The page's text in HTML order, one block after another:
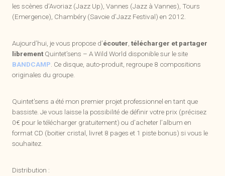
les scènes d’Avoriaz (Jazz Up), Vannes (Jazz à Vannes), Tours
(Emergence), Chambéry (Savoie d’Jazz Festival) en 2012.
Aujourd’hui, je vous propose d’écouter télécharger et partager
librement Quintet’sens – A Wild World disponible sur le site
BANDCAMP . Ce disque, auto-produit, regroupe 8 compositions
originales du groupe.
Quintet’sens a été mon premier projet professionnel en tant que
bassiste. Je vous laisse la possibilité de définir votre prix (précisez
0€ pour le télécharger gratuitement) ou d’acheter l’album en
format CD (boitier cristal, livret 8 pages et 1 piste bonus) si vous le
souhaitez.
Distribution :